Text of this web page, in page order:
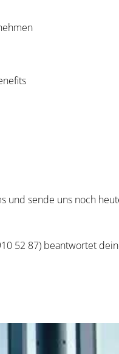
und sende uns noch
52 87) beantwortet